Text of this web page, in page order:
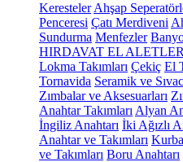
Keresteler Ahşap
Penceresi Çatı Merdiveni
Sundurma Menfezler
HIRDAVAT EL
Lokma Takımları Çekiç El
Tornavida Seramik ve
Zımbalar ve Aksesuarları
Anahtar Takımları Alyan
İngiliz Anahtarı İki Ağızlı
Anahtar ve Takımları
ve Takımları Boru Anahtarı